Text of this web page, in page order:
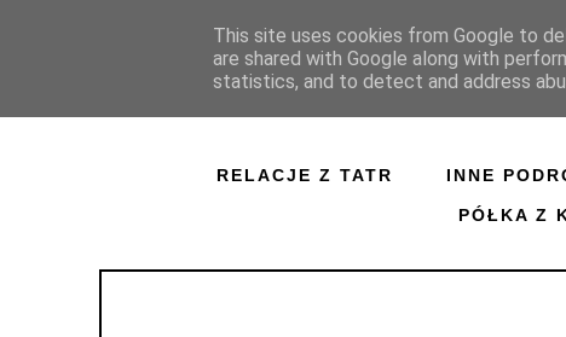
RELACJE Z TATR INNE
PÓŁKA Z
This site uses cookies from Google to
are shared with Google along with
statistics, and to detect and address